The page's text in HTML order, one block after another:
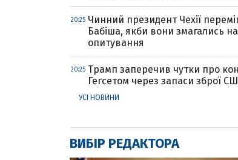
20:25 Чинний президент Чехії
Бабіша, якби вони змагались
опитування
20:25 Трамп заперечив чутки про
Гегсетом через запаси зброї
УСІ НОВИНИ
ВИБІР РЕДАКТОРА